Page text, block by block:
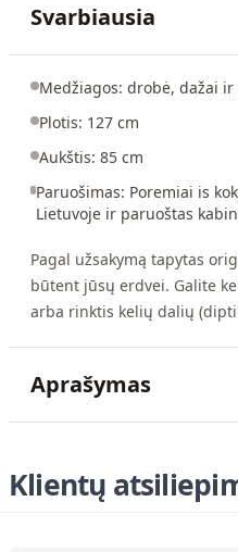
Svarbiausia
Medžiagos: drobė, dažai
Plotis: 127 cm
Aukštis: 85 cm
Paruošimas: Poremiai is
Lietuvoje ir paruoštas
Pagal užsakymą tapytas
būtent jūsų erdvei. Galite
arba rinktis kelių dalių
Aprašymas
Klientų